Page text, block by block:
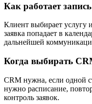
Как работает запись
Клиент выбирает услугу
заявка попадает в
дальнейшей
Когда выбирать
CRM нужна, если одной
нужно расписание,
контроль заявок.